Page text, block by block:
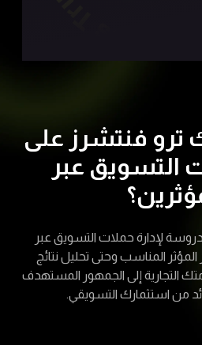
فنتشرز على
التسويق عبر
لإدارة حملات التسويق عبر
المؤثر المناسب وحتى تحليل نتائج
التجارية إلى الجمهور المستهدف
من استثمارك التسويقي.